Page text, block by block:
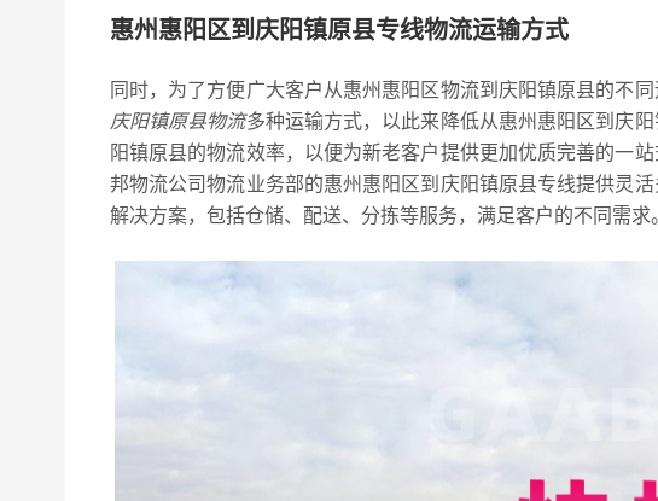
惠州惠阳区到庆阳镇原县专线物流运输方式
同时，为了方便广大客户从惠州惠阳区物流到庆阳镇原县的不同
庆阳镇原县物流多种运输方式，以此来降低从惠州惠阳区到庆
阳镇原县的物流效率，以便为新老客户提供更加优质完善的一站
邦物流公司物流业务部的惠州惠阳区到庆阳镇原县专线提供灵
解决方案，包括仓储、配送、分拣等服务，满足客户的不同需求